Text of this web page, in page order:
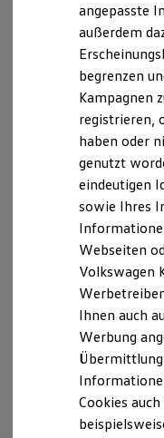
Kosten und
E-Auto-
Software
Die ID.
ID.
Digitale
Hybridautos
Marke und Erlebnis
Volkswagen
R-
R
Driving
Factory
Lifestyle Shop
Golf
ID.
GTI
Fußball
Datenschutzerklärungen
Lizenzhinweise Dritter
Angaben zum Digital
Disclaimer von
Pro 4MOTION
km; CO₂-Emission
Die angegebenen
sich nicht auf ein
des Angebots,
zwischen den
usw.) können
Rollwiderstand und
Witterungs- und
individuellen
Stromverbrauch,
angepasste
außerdem
begrenzen
Kampagnen
registrieren,
haben oder
genutzt
eindeutigen
sowie Ihres
Webseiten
Volkswagen
Ihnen auch
Werbung
Cookies